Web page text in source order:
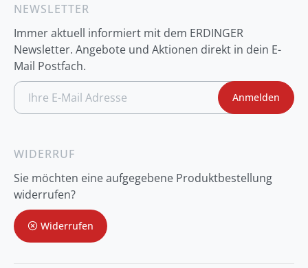
NEWSLETTER
Immer aktuell informiert mit dem ERDINGER
Newsletter. Angebote und Aktionen direkt in dein E-
Mail Postfach.
A
m
u
g
z
u
m
N
e
Anmelden
WIDERRUF
Sie möchten eine aufgegebene Produktbestellung
widerrufen?
Widerrufen